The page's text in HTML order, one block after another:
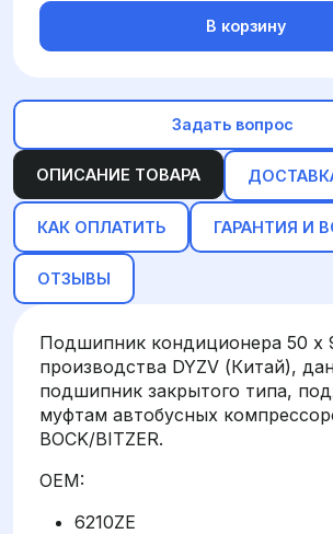
ОПИСАНИЕ ТОВАРА
КАК ОПЛАТИТЬ ГАРАНТИЯ И
ОТЗЫВЫ
Подшипник кондиционера 50 х
производства DYZV (Китай),
подшипник закрытого типа,
муфтам автобусных
BOCK/BITZER.
OEM:
6210ZE
В корзину
Задать вопрос